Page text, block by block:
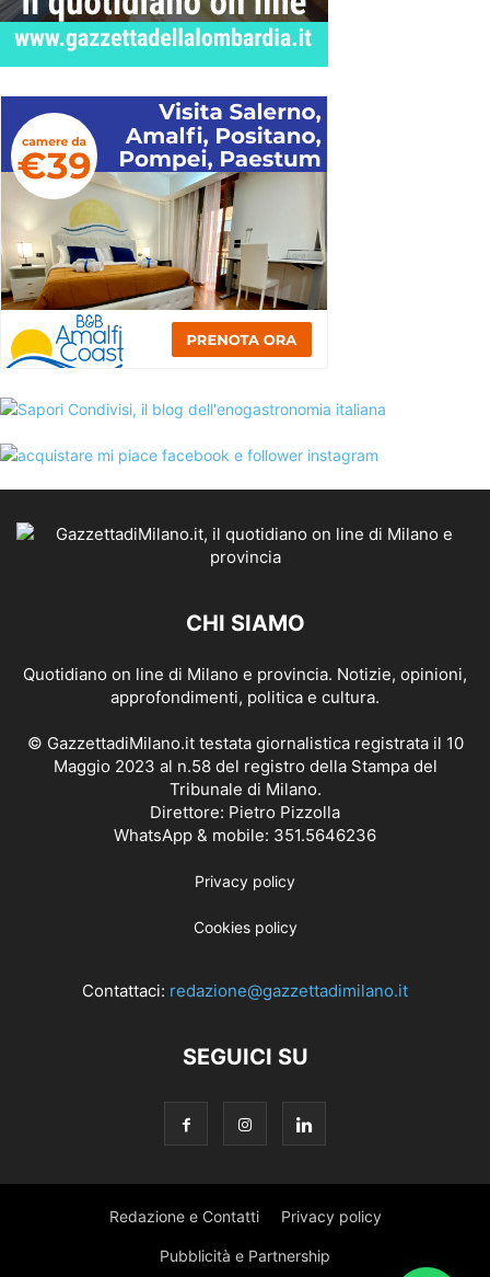
CHI SIAMO
Quotidiano on line di Milano e provincia. Notizie, opinioni,
approfondimenti, politica e cultura.
© GazzettadiMilano.it testata giornalistica registrata il 10
Maggio 2023 al n.58 del registro della Stampa del
Tribunale di Milano.
Direttore: Pietro Pizzolla
WhatsApp & mobile: 351.5646236
Privacy policy
Cookies policy
Contattaci: redazione@gazzettadimilano.it
SEGUICI SU
Redazione e Contatti Privacy policy
Pubblicità e Partnership